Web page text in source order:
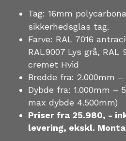
Tag: 16mm
sikkerhedsglas tag.
Farve: RAL 7016
RAL9007 Lys grå, RAL
cremet Hvid
Bredde fra: 2.000mm –
Dybde fra: 1.000mm –
max dybde 4.500mm)
Priser fra 25.980, -
levering, ekskl.